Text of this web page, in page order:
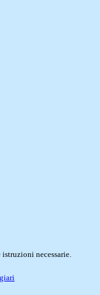
necessarie.